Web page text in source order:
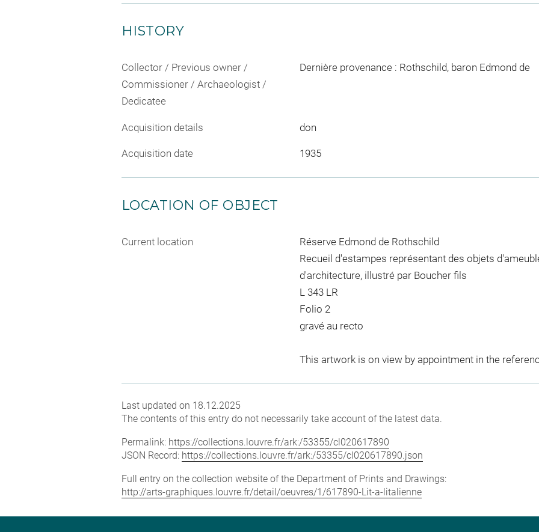
HISTORY
Collector / Previous owner /
Commissioner / Archaeologist /
Dedicatee
Dernière provenance : Rothschild, baron Edmond de
Acquisition details don
Acquisition date 1935
LOCATION OF OBJECT
Current location
Réserve Edmond de Rothschild
Recueil d'estampes représentant des objets
d'architecture, illustré par Boucher fils
L 343 LR
Folio 2
gravé au recto
This artwork is on view by appointment in the
Last updated on 18.12.2025
The contents of this entry do not necessarily take account of the latest data.
Permalink: https://collections.louvre.fr/ark:/53355/cl020617890
JSON Record: https://collections.louvre.fr/ark:/53355/cl020617890.json
Full entry on the collection website of the Department of Prints and Drawings:
http://arts-graphiques.louvre.fr/detail/oeuvres/1/617890-Lit-a-litalienne